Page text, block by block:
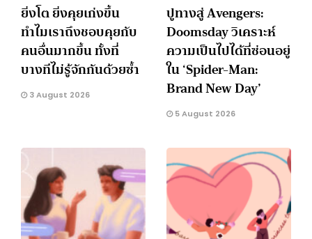
ยิ่งโต ยิ่งคุยเก่งขึ้น
ทำไมเราถึงชอบคุยกับ
คนอื่นมากขึ้น ทั้งที่
บางทีไม่รู้จักกันด้วยซ้ำ
3 August 2026
ปูทางสู่ Avengers:
Doomsday วิเคราะห์
ความเป็นไปได้ที่ซ่อนอยู่
ใน ‘Spider-Man:
Brand New Day’
5 August 2026